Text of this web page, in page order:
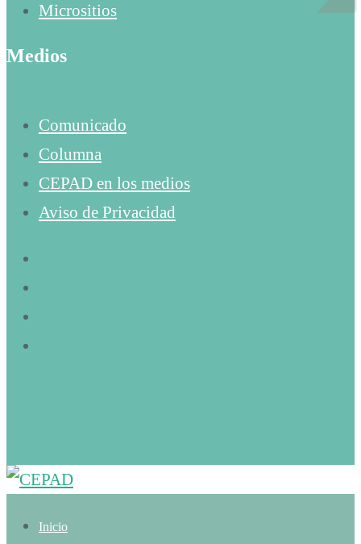
Micrositios
Medios
Comunicado
Columna
CEPAD en los medios
Aviso de Privacidad
Inicio